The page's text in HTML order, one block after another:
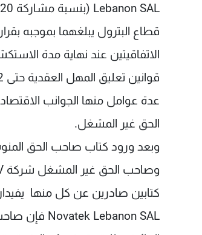
عدة عوامل منها الجوانب
الحق غير المشغل.
كتابين صادرين عن كل منها